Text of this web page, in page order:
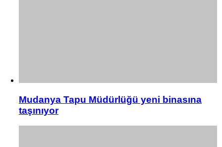
Mudanya Tapu Müdürlüğü yeni binasına
taşınıyor